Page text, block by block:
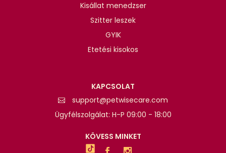
Kisállat menedzser
Szitter leszek
GYIK
Etetési kisokos
KAPCSOLAT
support@petwisecare.com
Ügyfélszolgálat: H-P 09:00 - 18:00
KÖVESS MINKET